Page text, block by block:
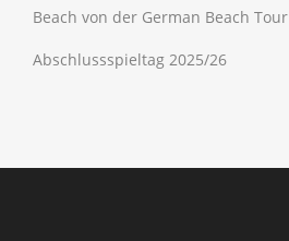
Beach von der German Beach Tour
Abschlussspieltag 2025/26